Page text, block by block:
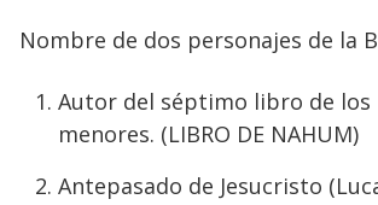
Nombre de dos personajes de la
Autor del séptimo libro de
menores. (LIBRO DE NAHUM)
Antepasado de Jesucristo